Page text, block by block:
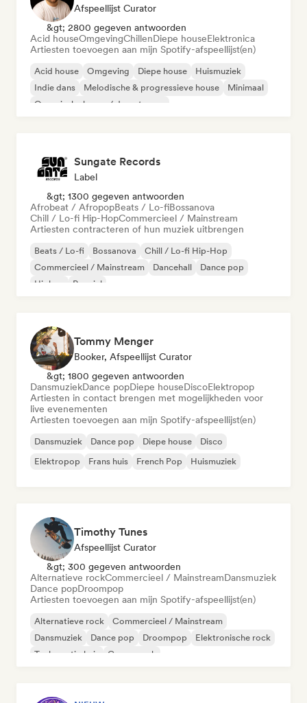
Afspeellijst Curator
&gt; 2800 gegeven antwoorden
Acid houseOmgevingChillenDiepe houseElektronica
Artiesten toevoegen aan mijn Spotify-afspeellijst(en)
Acid house Omgeving Diepe house
Huismuziek
Indie dans
Melodische & progressieve house
Minimaal
Organische house / downtempo
Sungate Records
Label
&gt; 1300 gegeven antwoorden
Afrobeat / AfropopBeats / Lo-fiBossanova
Chill / Lo-fi Hip-HopCommercieel / Mainstream
Artiesten contracteren of hun muziek uitbrengen
Beats / Lo-fi Bossanova
Chill / Lo-fi Hip-Hop
Commercieel / Mainstream
Dancehall
Dance pop
Hiphop
Popziel
Tommy Menger
Booker, Afspeellijst Curator
&gt; 1800 gegeven antwoorden
DansmuziekDance popDiepe houseDiscoElektropop
Artiesten in contact brengen met mogelijkheden voor
live evenementen
Artiesten toevoegen aan mijn Spotify-afspeellijst(en)
Dansmuziek Dance pop Diepe house
Disco
Elektropop
Frans huis French Pop Huismuziek
Timothy Tunes
Afspeellijst Curator
&gt; 300 gegeven antwoorden
Alternatieve rockCommercieel / MainstreamDansmuziek
Dance popDroompop
Artiesten toevoegen aan mijn Spotify-afspeellijst(en)
Alternatieve rock
Commercieel / Mainstream
Dansmuziek
Dance pop Droompop
Elektronische rock
Toekomstig huis
Garagerock